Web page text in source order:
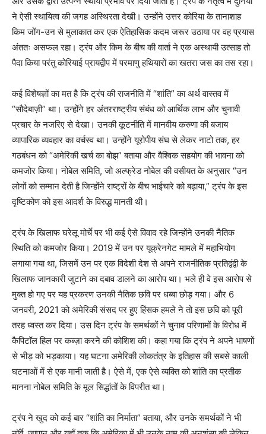
ने ऐसी स्थायित्व की जगह अस्थिरता देखी। उन्होंने उत्तर कोरिया के तानाशाह
किम जोंग-उन से मुलाकात कर एक ऐतिहासिक कदम जरूर उठाया पर वह प्रयास
अंततः असफल रहा। ट्रंप और किम के बीच की वार्ता ने एक अस्थायी उत्साह तो
पैदा किया परंतु कोरियाई प्रायद्वीप में परमाणु हथियारों का खतरा जस का तस रहा।
कई विशेषज्ञों का मत है कि ट्रंप की राजनीति में “शांति” का अर्थ वास्तव में
“सौदेबाज़ी” था। उन्होंने हर अंतरराष्ट्रीय संबंध को आर्थिक लाभ और चुनावी
प्रचार के नजरिए से देखा। उनकी कूटनीति में मानवीय करुणा की बजाय
व्यापारिक व्यवहार का वर्चस्व था। उन्होंने यूरोपीय संघ से लेकर नाटो तक, हर
गठबंधन को “अमेरिकी खर्च का बोझ” बताया और वैश्विक सहयोग की भावना को
कमजोर किया। नोबेल समिति, जो अल्फ्रेड नोबेल की वसीयत के अनुसार “उन
लोगों को सम्मान देती है जिन्होंने राष्ट्रों के बीच भाईचारे को बढ़ाया,” ट्रंप के इस
दृष्टिकोण को इस आदर्श के विरुद्ध मानती थी।
ट्रंप के खिलाफ घरेलू मोर्चे पर भी कई ऐसे विवाद रहे जिन्होंने उनकी नैतिक
स्थिति को कमजोर किया। 2019 में उन पर यूक्रेनगेट मामले में महाभियोग
लगाया गया था, जिसमें उन पर एक विदेशी देश से अपने राजनीतिक प्रतिद्वंद्वी के
खिलाफ जानकारी जुटाने का दबाव डालने का आरोप था। भले ही वे इस आरोप से
मुक्त हो गए पर यह प्रकरण उनकी नैतिक छवि पर धब्बा छोड़ गया। और 6
जनवरी, 2021 को अमेरिकी संसद पर हुए हिंसक हमले ने तो इस छवि को पूरी
तरह ध्वस्त कर दिया। उस दिन ट्रंप के समर्थकों ने चुनाव परिणामों के विरोध में
कैपिटॉल हिल पर कब्ज़ा करने की कोशिश की। कहा गया कि ट्रंप ने अपने भाषणों
से भीड़ को भड़काया। यह घटना अमेरिकी लोकतंत्र के इतिहास की सबसे काली
घटनाओं में से एक मानी जाती है। ऐसे में, एक ऐसे व्यक्ति को शांति का प्रतीक
मानना नोबेल समिति के मूल सिद्धांतों के विपरीत था।
ट्रंप ने खुद को कई बार “शांति का निर्माता” बताया, और उनके समर्थकों ने भी